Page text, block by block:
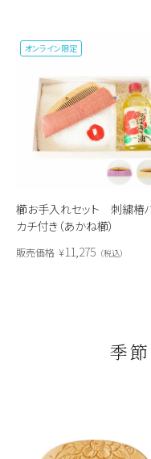
櫛お手入れセット 刺繍椿
カチ付き（あかね櫛）
オンライン限定
販売価格 ¥11,275 税込
季